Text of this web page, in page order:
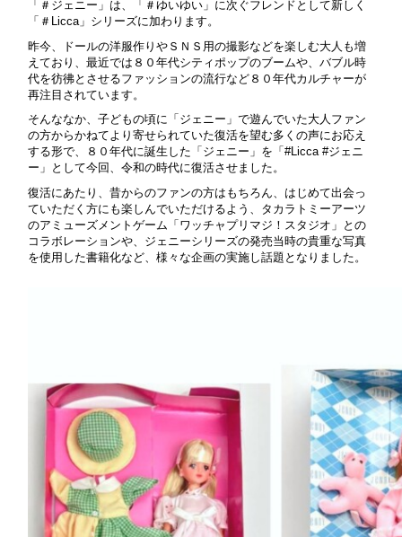
「＃ジェニー」は、「＃ゆいゆい」に次ぐフレンドとして新しく
「＃Licca」シリーズに加わります。
昨今、ドールの洋服作りやＳＮＳ用の撮影などを楽しむ大人も増
えており、最近では８０年代シティポップのブームや、バブル時
代を彷彿とさせるファッションの流行など８０年代カルチャーが
再注目されています。
そんななか、子どもの頃に「ジェニー」で遊んでいた大人ファン
の方からかねてより寄せられていた復活を望む多くの声にお応え
する形で、８０年代に誕生した「ジェニー」を「#Licca #ジェニ
ー」として今回、令和の時代に復活させました。
復活にあたり、昔からのファンの方はもちろん、はじめて出会っ
ていただく方にも楽しんでいただけるよう、タカラトミーアーツ
のアミューズメントゲーム「ワッチャプリマジ！スタジオ」との
コラボレーションや、ジェニーシリーズの発売当時の貴重な写真
を使用した書籍化など、様々な企画の実施し話題となりました。